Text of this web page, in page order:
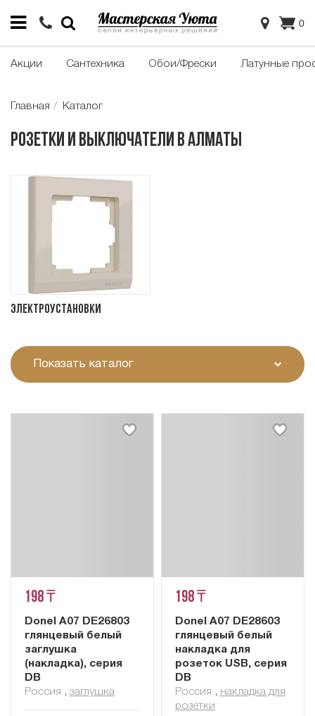
0
Акции Сантехника Обои/Фрески Латунные
Главная Каталог
Розетки и выключатели в Алматы
Электроустановки
Показать каталог
198 ₸
Donel A07 DE26803
глянцевый белый
заглушка
(накладка), серия
DB
Россия , заглушка
198 ₸
Donel A07 DE28603
глянцевый белый
накладка для
розеток USB, серия
DB
Россия , накладка для
розетки